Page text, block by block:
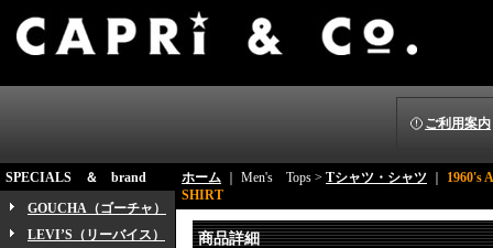
ご利用案内
SPECIALS ＆ brand
GOUCHA（ゴーチャ）
LEVI’S（リーバイス）
ホーム ｜ Men's Tops > Tシャツ・シャツ
1960's
SHIRT
商品詳細